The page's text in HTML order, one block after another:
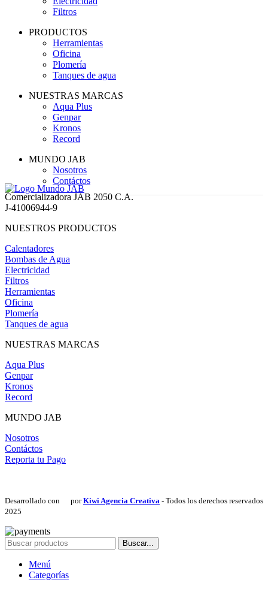
Filtros
PRODUCTOS
Herramientas
Oficina
Plomería
Tanques de agua
NUESTRAS MARCAS
Aqua Plus
Genpar
Kronos
Record
MUNDO JAB
Nosotros
Contáctos
Comercializadora JAB 2050 C.A.
J-41006944-9
NUESTROS PRODUCTOS
Calentadores
Bombas de Agua
Electricidad
Filtros
Herramientas
Oficina
Plomería
Tanques de agua
NUESTRAS MARCAS
Aqua Plus
Genpar
Kronos
Record
MUNDO JAB
Nosotros
Contáctos
Reporta tu Pago
Desarrollado con porKiwi Agencia Creativa - Todos los derechos reservados
2025
Buscar...
Menú
Categorías